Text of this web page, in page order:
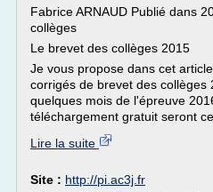
Fabrice ARNAUD Publié dans
collèges
Le brevet des collèges 2015
Je vous propose dans cet
corrigés de brevet des collèges
quelques mois de l'épreuve
téléchargement gratuit seront
Lire la suite
Site : http://pi.ac3j.fr